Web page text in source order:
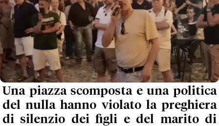
Una piazza scomposta e una politica
del nulla hanno violato la preghiera
di silenzio dei figli e del marito di